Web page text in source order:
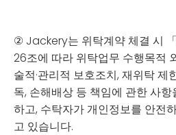
② Jackery는 위탁계약 체결 시
26조에 따라 위탁업무 수행목적
술적·관리적 보호조치, 재위탁 제
독, 손해배상 등 책임에 관한 사
하고, 수탁자가 개인정보를 안전
고 있습니다.